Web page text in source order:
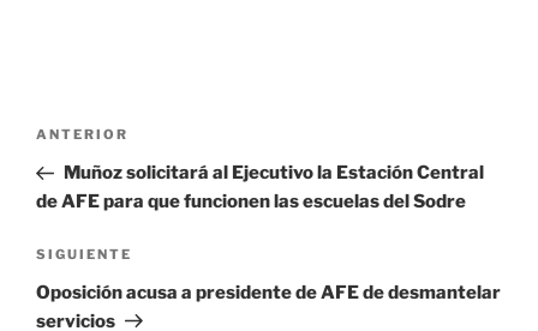
Navegación
entradas
Entrada
anterior:
ANTERIOR
Muñoz solicitará al Ejecutivo la Estación Central
de AFE para que funcionen las escuelas del Sodre
Siguiente
entrada
SIGUIENTE
Oposición acusa a presidente de AFE de desmantelar
servicios